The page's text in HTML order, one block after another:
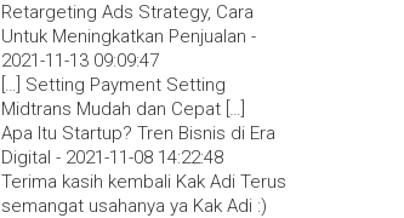
Retargeting Ads Strategy, Cara
Untuk Meningkatkan Penjualan -
2021-11-13 09:09:47
[…] Setting Payment Setting
Midtrans Mudah dan Cepat […]
Apa Itu Startup? Tren Bisnis di Era
Digital - 2021-11-08 14:22:48
Terima kasih kembali Kak Adi Terus
semangat usahanya ya Kak Adi :)